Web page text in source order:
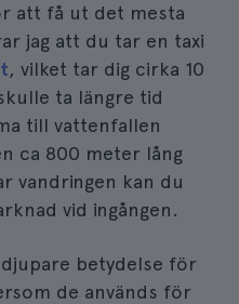
att få ut det mesta
jag att du tar en taxi
, vilket tar dig cirka 10
ta längre tid
till vattenfallen
ca 800 meter lång
vandringen kan du
vid ingången.
betydelse för
de används för